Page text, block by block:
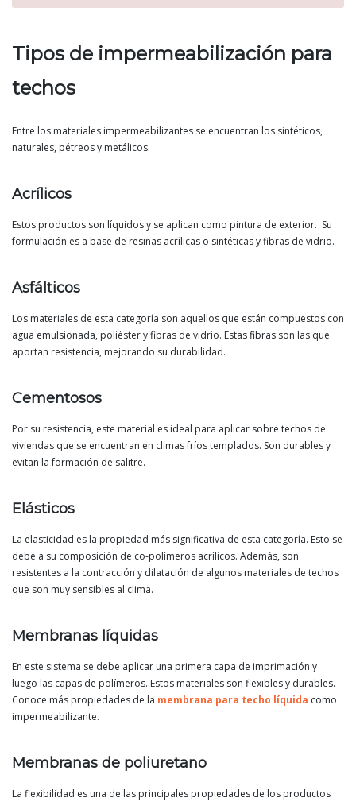
Tipos de impermeabilización para
techos
Entre los materiales impermeabilizantes se encuentran los sintéticos,
naturales, pétreos y metálicos.
Acrílicos
Estos productos son líquidos y se aplican como pintura de exterior. Su
formulación es a base de resinas acrílicas o sintéticas y fibras de vidrio.
Asfálticos
Los materiales de esta categoría son aquellos que están compuestos con
agua emulsionada, poliéster y fibras de vidrio. Estas fibras son las que
aportan resistencia, mejorando su durabilidad.
Cementosos
Por su resistencia, este material es ideal para aplicar sobre techos de
viviendas que se encuentran en climas fríos templados. Son durables y
evitan la formación de salitre.
Elásticos
La elasticidad es la propiedad más significativa de esta categoría. Esto se
debe a su composición de co-polímeros acrílicos. Además, son
resistentes a la contracción y dilatación de algunos materiales de techos
que son muy sensibles al clima.
Membranas líquidas
En este sistema se debe aplicar una primera capa de imprimación y
luego las capas de polímeros. Estos materiales son flexibles y durables.
Conoce más propiedades de la membrana para techo líquida como
impermeabilizante.
Membranas de poliuretano
La flexibilidad es una de las principales propiedades de los productos